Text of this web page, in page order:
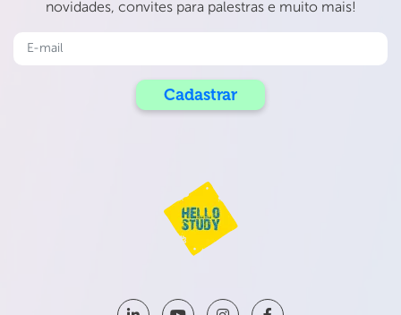
novidades, convites para palestras e muito mais!